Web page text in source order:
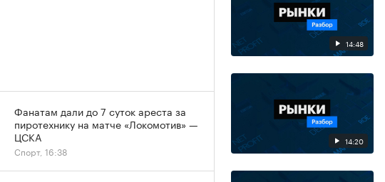
14:48
14:20
Фанатам дали до 7 суток ареста за
пиротехнику на матче «Локомотив» —
ЦСКА
Спорт, 16:38